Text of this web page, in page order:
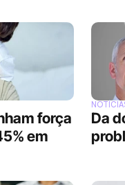
força
em
Da